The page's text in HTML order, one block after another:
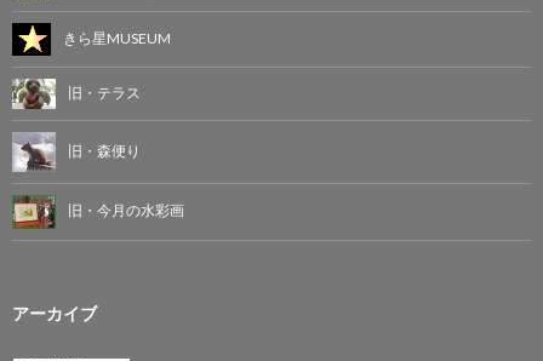
きら星MUSEUM
旧・テラス
旧・森便り
旧・今月の水彩画
アーカイブ